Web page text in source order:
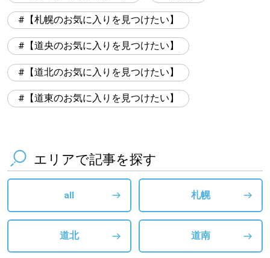
【札幌のお気に入りを見つけたい】
【道央のお気に入りを見つけたい】
【道北のお気に入りを見つけたい】
【道東のお気に入りを見つけたい】
エリアで記事を探す
all 札幌
道北 道南